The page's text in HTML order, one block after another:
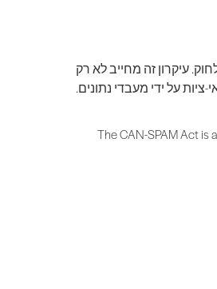
עיקרון זה מחייב לא רק
על ידי מעבדי נתונים.
The CAN-SPAM Act is